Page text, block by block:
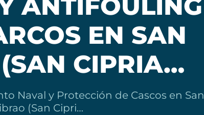
ANTIFOULING
EN SAN
CIPRIA…
Naval y Protección de Cascos en San
(San Cipri…